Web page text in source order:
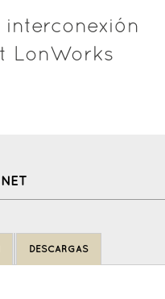
interconexión
LonWorks
DESCARGAS